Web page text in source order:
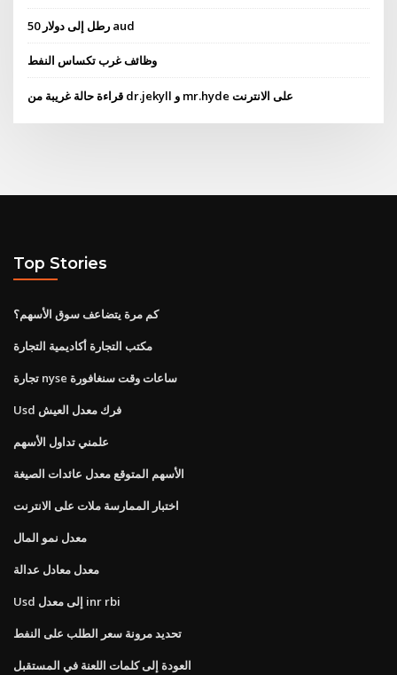
50 رطل إلى دولار aud
وظائف غرب تكساس النفط
قراءة حالة غريبة من dr.jekyll و mr.hyde على الانترنت
Top Stories
كم مرة يتضاعف سوق الأسهم؟
مكتب التجارة أكاديمية التجارة
تجارة nyse ساعات وقت سنغافورة
Usd فرك معدل العيش
علمني تداول الأسهم
الأسهم المتوقع معدل عائدات الصيغة
اختبار الممارسة ملات على الانترنت
معدل نمو المال
معدل معادل عدالة
Usd إلى معدل inr rbi
تحديد مرونة سعر الطلب على النفط
العودة إلى كلمات اللعنة في المستقبل